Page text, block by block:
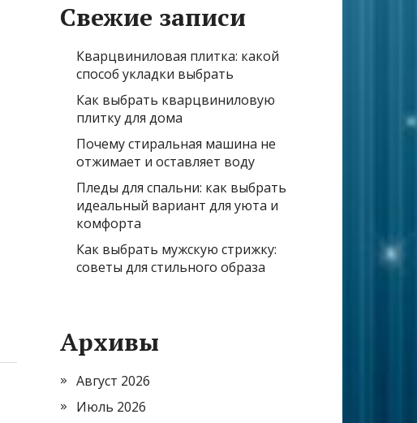
Свежие записи
Кварцвиниловая плитка: какой
способ укладки выбрать
Как выбрать кварцвиниловую
плитку для дома
Почему стиральная машина не
отжимает и оставляет воду
Пледы для спальни: как выбрать
идеальный вариант для уюта и
комфорта
Как выбрать мужскую стрижку:
советы для стильного образа
Архивы
Август 2026
Июль 2026